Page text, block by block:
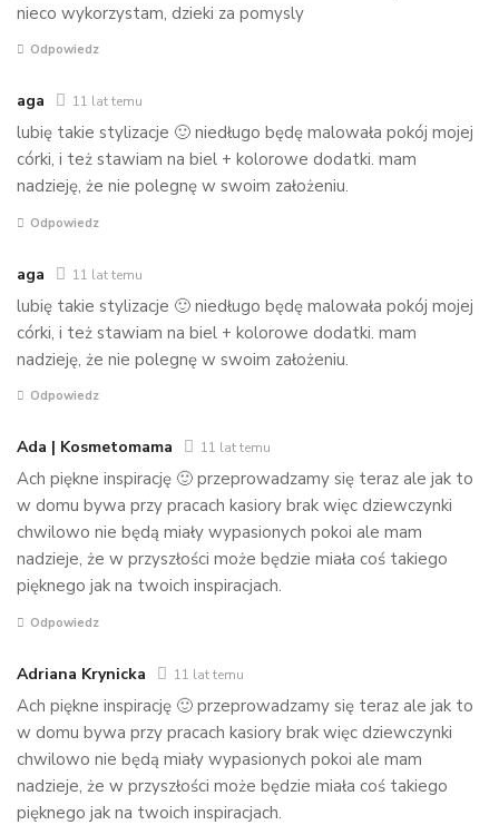
nieco wykorzystam, dzieki za pomysly
Odpowiedz
aga 11 lat temu
lubię takie stylizacje 🙂 niedługo będę malowała pokój mojej
córki, i też stawiam na biel + kolorowe dodatki. mam
nadzieję, że nie polegnę w swoim założeniu.
Odpowiedz
aga 11 lat temu
lubię takie stylizacje 🙂 niedługo będę malowała pokój mojej
córki, i też stawiam na biel + kolorowe dodatki. mam
nadzieję, że nie polegnę w swoim założeniu.
Odpowiedz
Ada | Kosmetomama 11 lat temu
Ach piękne inspirację 🙂 przeprowadzamy się teraz ale jak to
w domu bywa przy pracach kasiory brak więc dziewczynki
chwilowo nie będą miały wypasionych pokoi ale mam
nadzieje, że w przyszłości może będzie miała coś takiego
pięknego jak na twoich inspiracjach.
Odpowiedz
Adriana Krynicka 11 lat temu
Ach piękne inspirację 🙂 przeprowadzamy się teraz ale jak to
w domu bywa przy pracach kasiory brak więc dziewczynki
chwilowo nie będą miały wypasionych pokoi ale mam
nadzieje, że w przyszłości może będzie miała coś takiego
pięknego jak na twoich inspiracjach.